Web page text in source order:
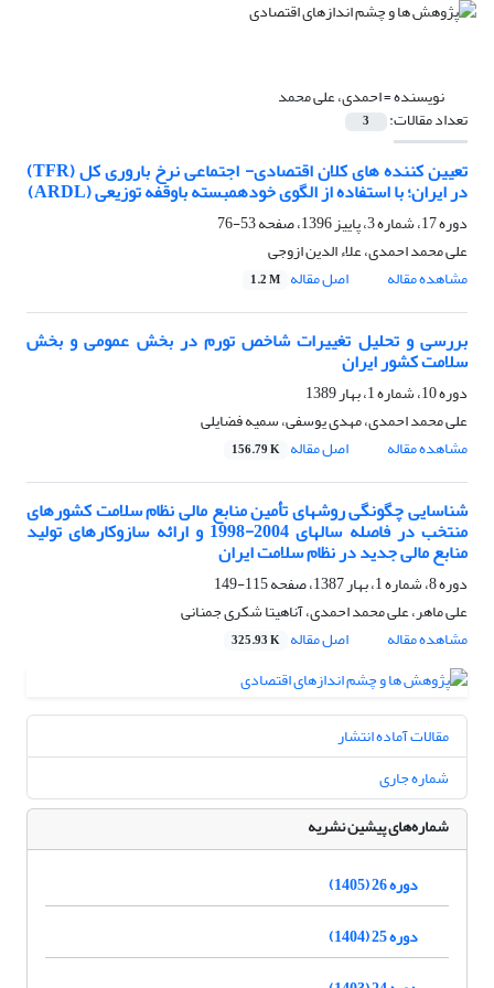
نویسنده =احمدی، علی محمد
تعداد مقالات: 3
تعیین کننده های کلان اقتصادی- اجتماعی نرخ باروری کل (TFR)
در ایران؛ با استفاده از الگوی خودهمبسته باوقفه توزیعی (ARDL)
دوره 17، شماره 3، پاییز 1396، صفحه
53-76
علی محمد احمدی، علاء الدین ازوجی
مشاهده مقاله
اصل مقاله 1.2 M
بررسی و تحلیل تغییرات شاخص تورم در بخش عمومی و بخش
سلامت کشور ایران
دوره 10، شماره 1، بهار 1389
علی محمد احمدی، مهدی یوسفی، سمیه فضایلی
مشاهده مقاله
اصل مقاله 156.79 K
شناسایی چگونگی روشهای تأمین منابع مالی نظام سلامت کشورهای
منتخب در فاصله سالهای 2004-1998 و ارائه سازوکارهای تولید
منابع مالی جدید در نظام سلامت ایران
دوره 8، شماره 1، بهار 1387، صفحه
115-149
علی ماهر، علی محمد احمدی، آناهیتا شکری جمنانی
مشاهده مقاله
اصل مقاله 325.93 K
مقالات آماده انتشار
شماره جاری
شماره‌های پیشین نشریه
دوره 26 (1405)
دوره 25 (1404)